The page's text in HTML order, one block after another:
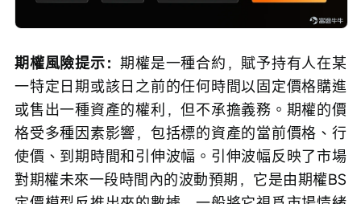
期權風險提示：期權是一種合約，賦予持有人在某
一特定日期或該日之前的任何時間以固定價格購進
或售出一種資產的權利，但不承擔義務。期權的價
格受多種因素影響，包括標的資產的當前價格、行
使價、到期時間和引伸波幅。引伸波幅反映了市場
對期權未來一段時間內的波動預期，它是由期權BS